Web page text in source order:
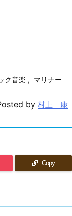
ク音楽 , マリナー
by 村上 康
Copy